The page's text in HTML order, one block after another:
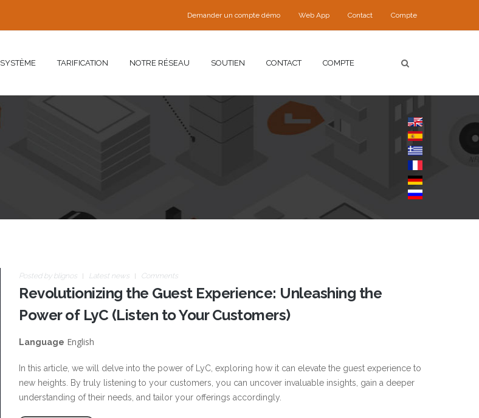
Demander un compte démo Web App Contact Compte
SYSTÈME TARIFICATION NOTRE RÉSEAU SOUTIEN CONTACT COMPTE
Posted by blignos Latest news Comments
Revolutionizing the Guest Experience: Unleashing the
Power of LyC (Listen to Your Customers)
Language English
In this article, we will delve into the power of LyC, exploring how it can elevate the guest experience to
new heights. By truly listening to your customers, you can uncover invaluable insights, gain a deeper
understanding of their needs, and tailor your offerings accordingly.